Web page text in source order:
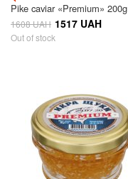
Pike caviar «Premium» 200g
1608 UAH 1517 UAH
Out of stock